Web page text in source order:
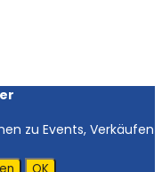
zu Events, Verkäufen